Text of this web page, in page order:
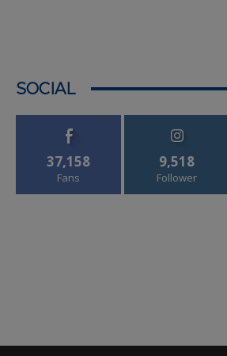
SOCIAL
37,158
Fans
9,518
Follower